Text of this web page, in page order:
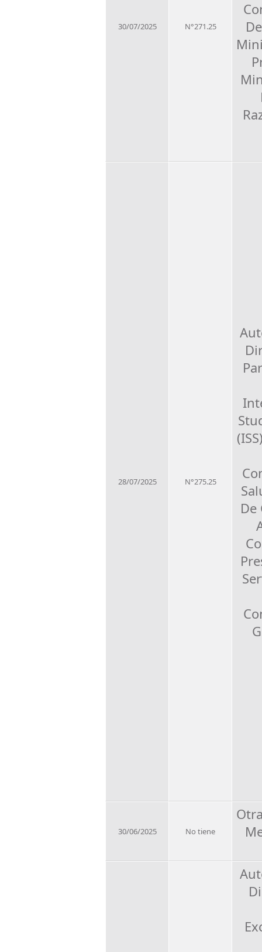
30/07/2025 N°271.25
28/07/2025 N°275.25
De
30/06/2025 No tiene